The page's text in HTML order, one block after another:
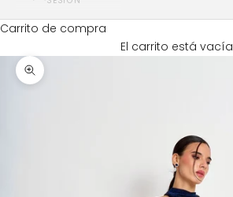
Carrito de compra
El carrito está vacía
Zoom